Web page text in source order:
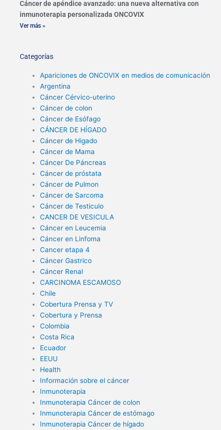
Cáncer de apéndice avanzado: una nueva alternativa con
inmunoterapia personalizada ONCOVIX
Ver más »
Categorías
Apariciones de ONCOVIX en medios de comunicación
Argentina
Cáncer Cérvico-uterino
Cáncer de colon
Cáncer de Esófago
CÁNCER DE HÍGADO
Cáncer de Higado
Cáncer de Mama
Cáncer De Páncreas
Cáncer de próstata
Cáncer de Pulmon
Cáncer de Sarcoma
Cáncer de Testiculo
CANCER DE VESICULA
Cáncer en Leucemia
Cáncer en Linfoma
Cancer etapa 4
Cáncer Gastrico
Cáncer Renal
CARCINOMA ESCAMOSO
Chile
Cobertura Prensa y TV
Cobertura y Prensa
Colombia
Costa Rica
Ecuador
EEUU
Health
Información sobre el cáncer
Inmunoterapia
Inmunoterapia Cáncer de colon
Inmunoterapia Cáncer de estómago
Inmunoterapia Cáncer de hígado